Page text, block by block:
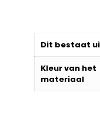
Dit bestaat
Kleur van het
materiaal